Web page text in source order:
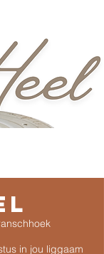
in jou liggaam